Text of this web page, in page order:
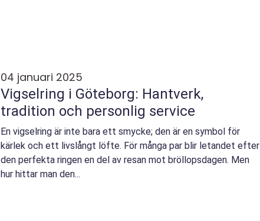
04 januari 2025
Vigselring i Göteborg: Hantverk,
tradition och personlig service
En vigselring är inte bara ett smycke; den är en symbol för
kärlek och ett livslångt löfte. För många par blir letandet efter
den perfekta ringen en del av resan mot bröllopsdagen. Men
hur hittar man den...